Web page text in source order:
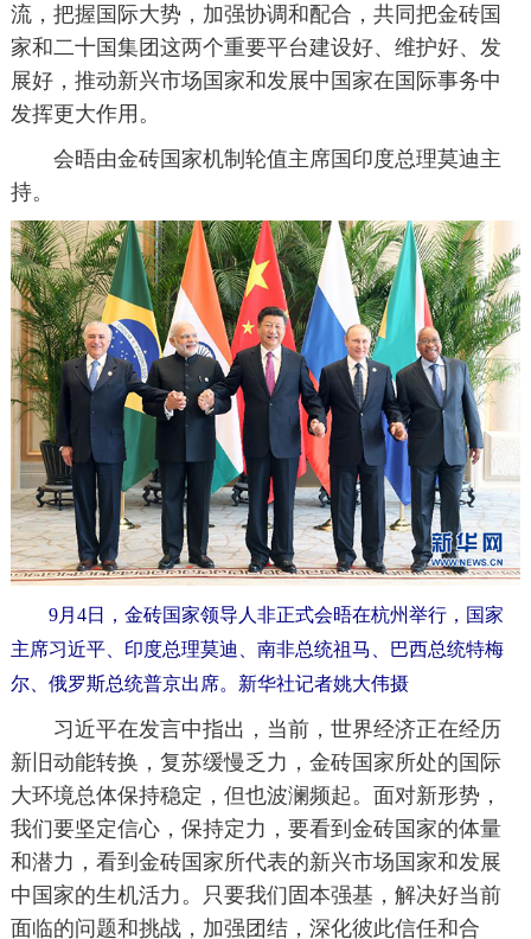
流，把握国际大势，加强协调和配合，共同把金砖国
家和二十国集团这两个重要平台建设好、维护好、发
展好，推动新兴市场国家和发展中国家在国际事务中
发挥更大作用。
会晤由金砖国家机制轮值主席国印度总理莫迪主
持。
9月4日，金砖国家领导人非正式会晤在杭州举行，国家
主席习近平、印度总理莫迪、南非总统祖马、巴西总统特梅
尔、俄罗斯总统普京出席。新华社记者姚大伟摄
习近平在发言中指出，当前，世界经济正在经历
新旧动能转换，复苏缓慢乏力，金砖国家所处的国际
大环境总体保持稳定，但也波澜频起。面对新形势，
我们要坚定信心，保持定力，要看到金砖国家的体量
和潜力，看到金砖国家所代表的新兴市场国家和发展
中国家的生机活力。只要我们固本强基，解决好当前
面临的问题和挑战，加强团结，深化彼此信任和合